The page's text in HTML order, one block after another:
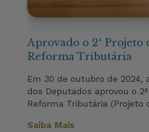
Aprovado o 2ª Projeto
Reforma Tributária
Em 30 de outubro de 2024,
dos Deputados aprovou o
Reforma Tributária (Projeto
Saiba Mais